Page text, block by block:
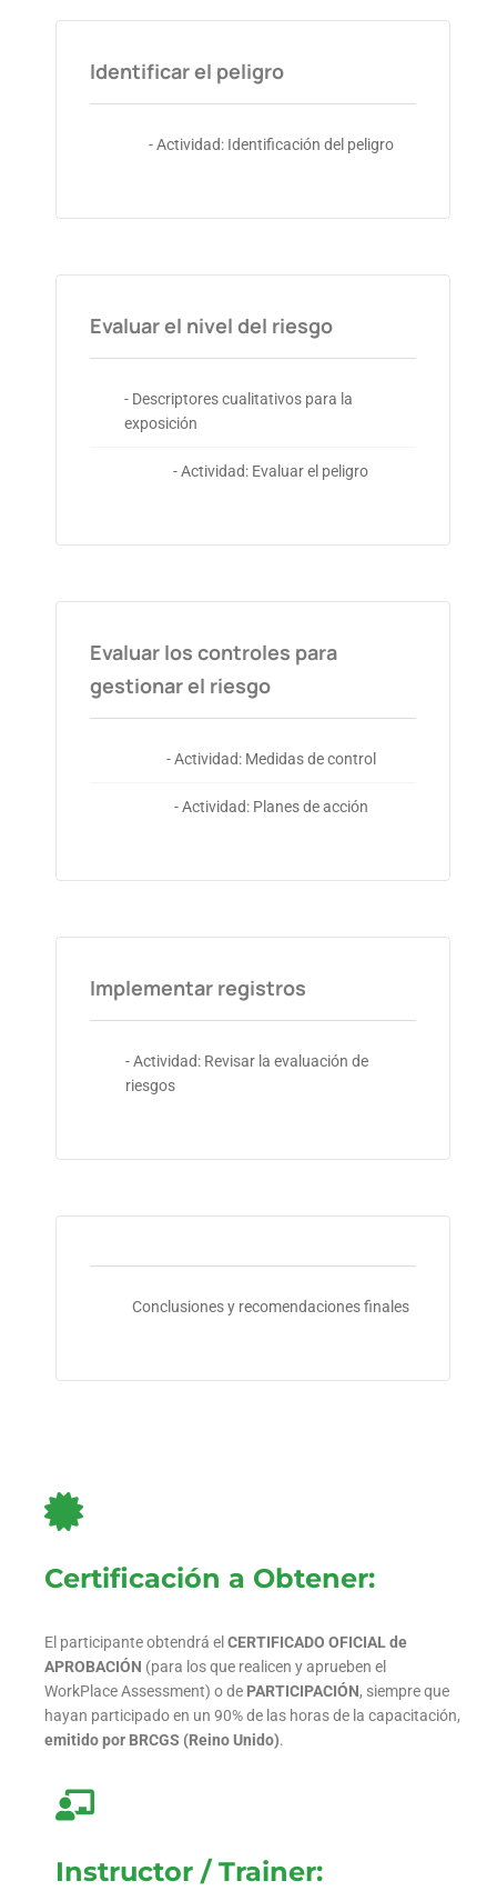
Identificar el peligro
- Actividad: Identificación del peligro
Evaluar el nivel del riesgo
- Descriptores cualitativos para la
exposición
- Actividad: Evaluar el peligro
Evaluar los controles para
gestionar el riesgo
- Actividad: Medidas de control
- Actividad: Planes de acción
Implementar registros
- Actividad: Revisar la evaluación de
riesgos
Conclusiones y recomendaciones finales
Certificación a Obtener:
El participante obtendrá el CERTIFICADO OFICIAL de
APROBACIÓN (para los que realicen y aprueben el
WorkPlace Assessment) o de PARTICIPACIÓN, siempre que
hayan participado en un 90% de las horas de la capacitación,
emitido por BRCGS (Reino Unido).
Instructor / Trainer: